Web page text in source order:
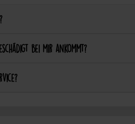
bei mir ankommt?